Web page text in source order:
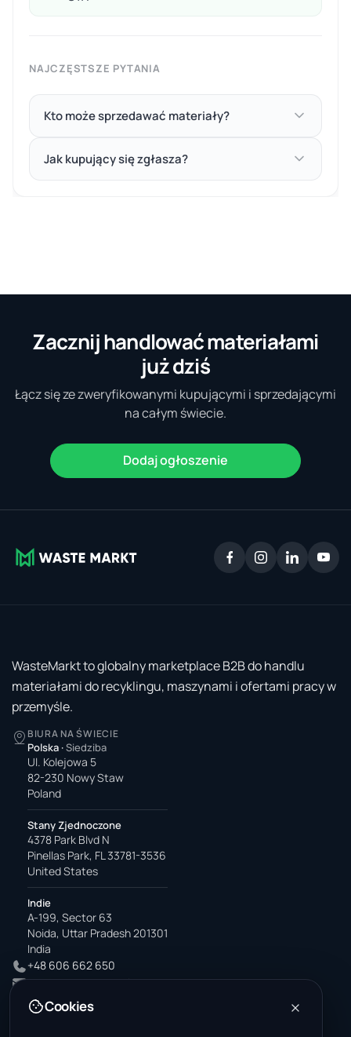
NAJCZĘSTSZE PYTANIA
Kto może sprzedawać materiały?
Jak kupujący się zgłasza?
Zacznij handlować materiałami
już dziś
Łącz się ze zweryfikowanymi kupującymi i sprzedającymi
na całym świecie.
Dodaj ogłoszenie
WasteMarkt to globalny marketplace B2B do handlu
materiałami do recyklingu, maszynami i ofertami pracy w
przemyśle.
BIURA NA ŚWIECIE
Polska ·Siedziba
Ul. Kolejowa 5
82-230 Nowy Staw
Poland
Stany Zjednoczone
4378 Park Blvd N
Pinellas Park, FL 33781-3536
United States
Indie
A-199, Sector 63
Noida, Uttar Pradesh 201301
India
+48 606 662 650
support@wastemarkt.com
office@wastemarkt.com
Cookies